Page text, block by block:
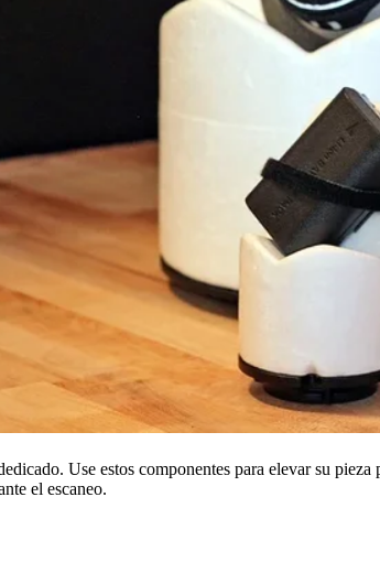
Use estos componentes para elevar su
el escaneo.